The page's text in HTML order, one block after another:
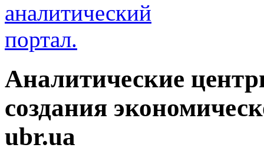
Аналитические
создания
ubr.ua